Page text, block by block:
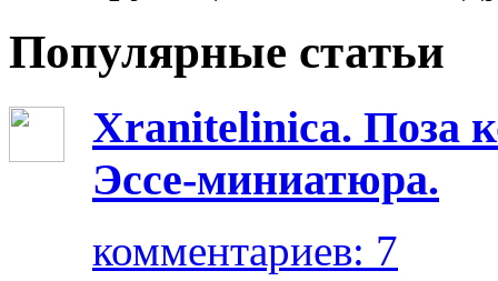
Популярные статьи
Xranitelinica. Поза
Эссе-миниатюра.
комментариев: 7